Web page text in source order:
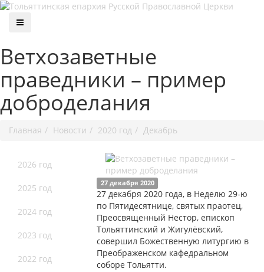
Ветхозаветные
праведники – пример
доброделания
Главная Новости 2020 год Декабрь
2026 год
2025 год
2024 год
2023 год
2022 год
27 декабря 2020
27 декабря 2020 года, в Неделю 29-ю
по Пятидесятнице, святых праотец,
Преосвященный Нестор, епископ
Тольяттинский и Жигулёвский,
совершил Божественную литургию в
Преображенском кафедральном
соборе Тольятти.